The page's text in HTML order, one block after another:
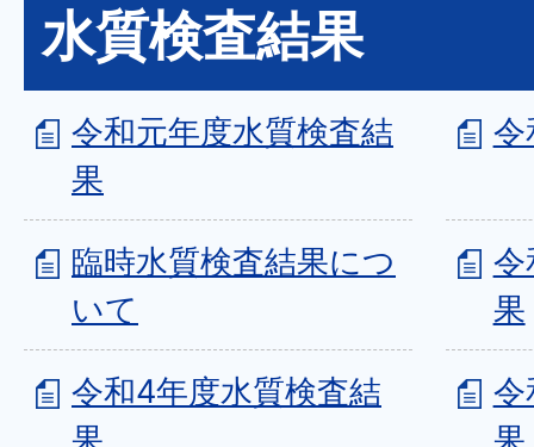
水質検査結果
令和元年度水質検査結
果
令
臨時水質検査結果につ
いて
令
果
令和4年度水質検査結
果
令
果